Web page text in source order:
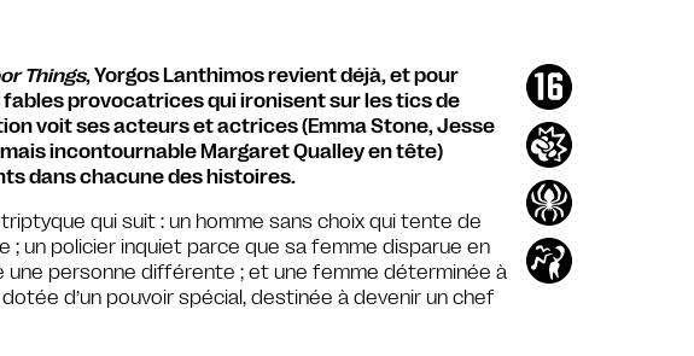
Things, Yorgos Lanthimos revient déjà, et pour
provocatrices qui ironisent sur les tics de
voit ses acteurs et actrices (Emma Stone, Jesse
incontournable Margaret Qualley en tête)
dans chacune des histoires.
qui suit : un homme sans choix qui tente de
; un policier inquiet parce que sa femme disparue en
une personne différente ; et une femme déterminée à
d’un pouvoir spécial, destinée à devenir un chef